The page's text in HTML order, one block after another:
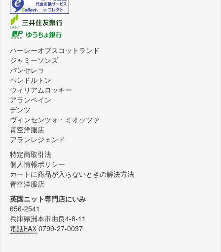
ハーレーオブスコットランド
ジャミーソンズ
パンセレラ
ペンドルトン
ウィリアムロッキー
アランペイン
デンツ
ヴィンセンツォ・ミオッツァ
青空洋服店
アランレジェンド
特定商取引法
個人情報ポリシー
カートに商品が入らないときの解決方法
青空洋服店
英国ニット専門店にいみ
656-2541
兵庫県洲本市由良4-8-11
電話FAX 0799-27-0037